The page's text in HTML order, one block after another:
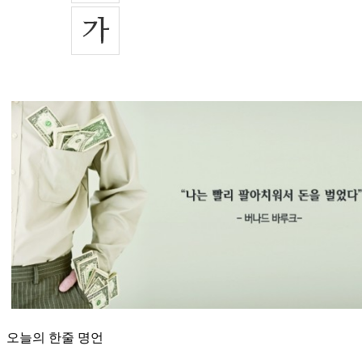
오늘의 한줄 명언